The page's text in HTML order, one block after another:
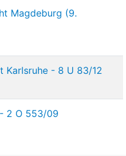
Magdeburg (9.
Karlsruhe - 8 U 83/12
2 O 553/09